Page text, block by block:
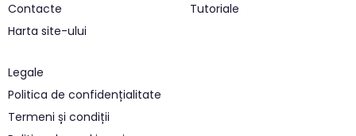
Contacte
Harta site-ului
Tutoriale
Legale
Politica de confidențialitate
Termeni și condiții